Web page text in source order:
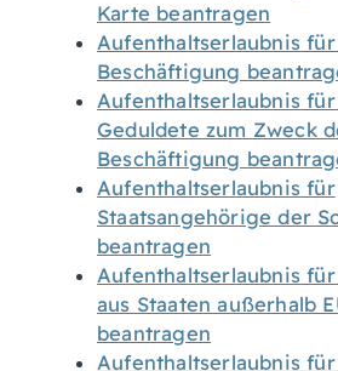
Karte beantragen
Aufenthaltserlaubnis
Beschäftigung
Aufenthaltserlaubnis
Geduldete zum Zweck
Beschäftigung
Aufenthaltserlaubnis für
Staatsangehörige der
beantragen
Aufenthaltserlaubnis
aus Staaten außerhalb
beantragen
Aufenthaltserlaubnis